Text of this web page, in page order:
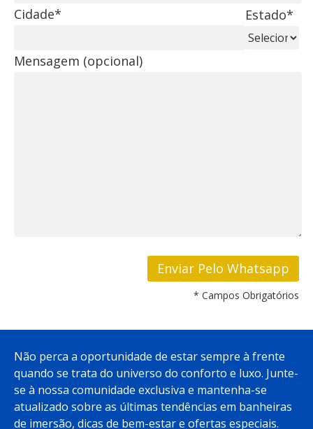
Cidade* Estado*
Mensagem (opcional)
* Campos Obrigatórios
Não perca a oportunidade de estar sempre à frente
quando se trata do universo do conforto e luxo. Junte-
se à nossa comunidade exclusiva e mantenha-se
atualizado sobre as últimas tendências em banheiras
de imersão, dicas de bem-estar e ofertas especiais.